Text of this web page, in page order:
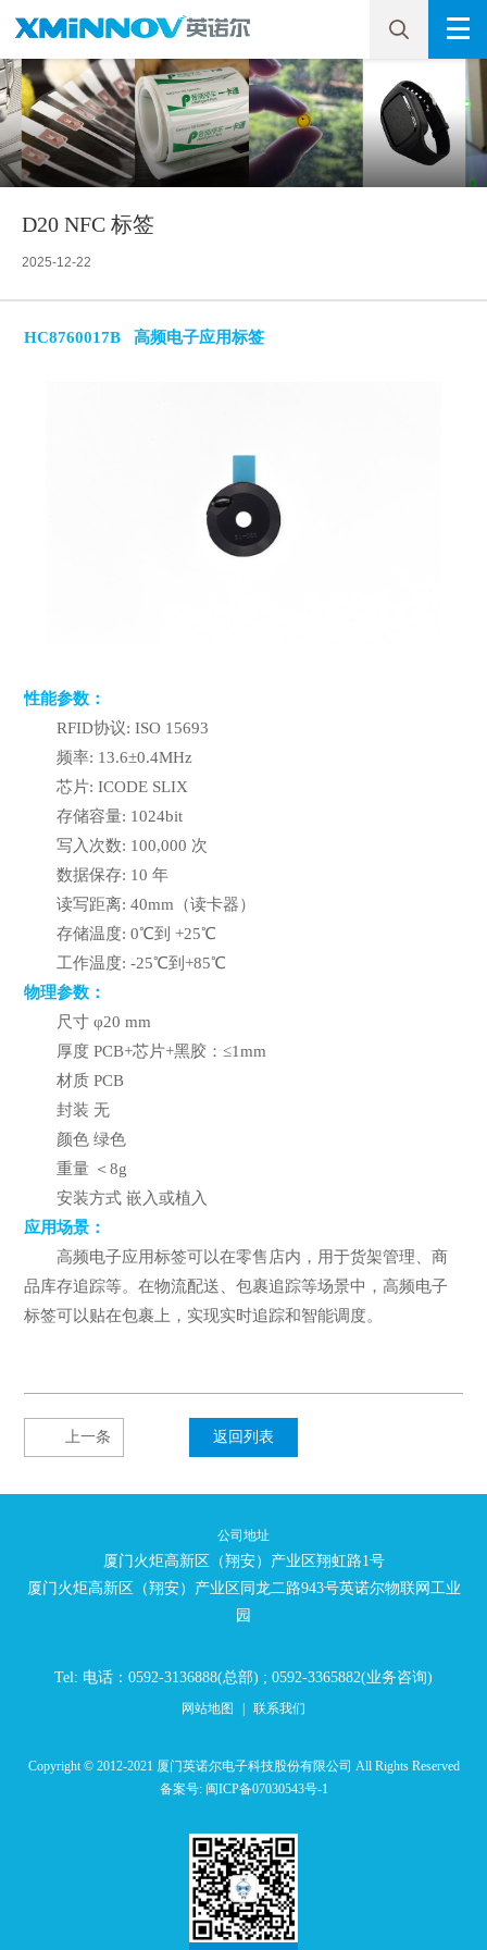
D20 NFC 标签
2025-12-22
HC8760017B 高频电子应用标签
性能参数：
RFID协议: ISO 15693
频率: 13.6±0.4MHz
芯片: ICODE SLIX
存储容量: 1024bit
写入次数: 100,000 次
数据保存: 10 年
读写距离: 40mm（读卡器）
存储温度: 0℃到 +25℃
工作温度: -25℃到+85℃
物理参数：
尺寸 φ20 mm
厚度 PCB+芯片+黑胶：≤1mm
材质 PCB
封装 无
颜色 绿色
重量 ＜8g
安装方式 嵌入或植入
应用场景：
高频电子应用标签可以在零售店内，用于货架管理、商
品库存追踪等。在物流配送、包裹追踪等场景中，高频电子
标签可以贴在包裹上，实现实时追踪和智能调度。
上一条 返回列表
公司地址
厦门火炬高新区（翔安）产业区翔虹路1号
厦门火炬高新区（翔安）产业区同龙二路943号英诺尔物联网工业
园
Tel: 电话：0592-3136888(总部) ; 0592-3365882(业务咨询)
网站地图 | 联系我们
Copyright © 2012-2021 厦门英诺尔电子科技股份有限公司 All Rights Reserved
备案号: 闽ICP备07030543号-1